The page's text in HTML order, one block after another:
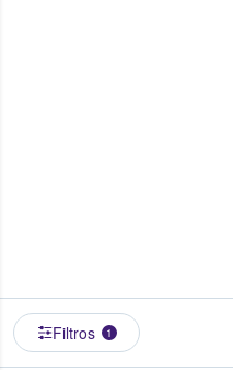
Filtros 1